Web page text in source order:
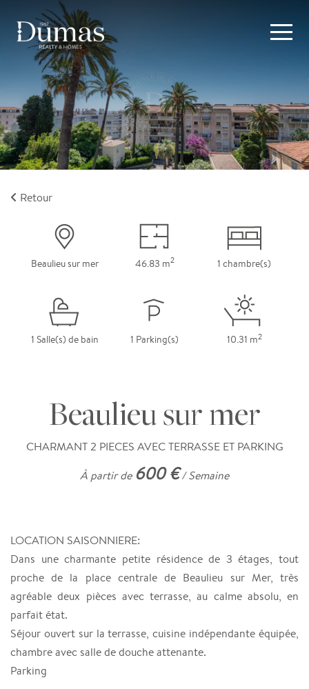
Retour
Beaulieu sur mer 46.83 m2 1 chambre(s)
1 Salle(s) de bain 1 Parking(s) 10.31 m2
Beaulieu sur mer
CHARMANT 2 PIECES AVEC TERRASSE ET PARKING
À partir de 600 €/ Semaine
LOCATION SAISONNIERE:
Dans une charmante petite résidence de 3 étages, tout
proche de la place centrale de Beaulieu sur Mer, très
agréable deux pièces avec terrasse, au calme absolu, en
parfait état.
Séjour ouvert sur la terrasse, cuisine indépendante équipée,
chambre avec salle de douche attenante.
Parking